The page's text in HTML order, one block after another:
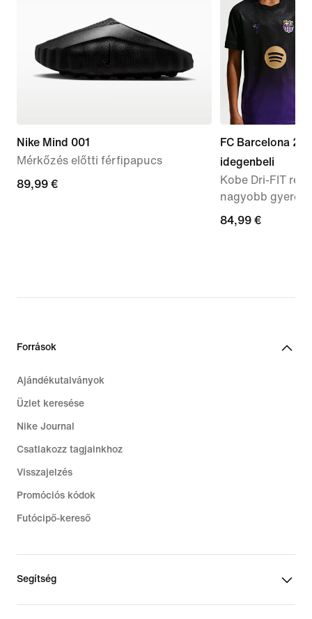
Nike Mind 001
Mérkőzés előtti férfipapucs
89,99
89,99 €
FC Barcelona
idegenbeli
Kobe Dri-FIT
nagyobb
84,99
84,99 €
Források
Ajándékutalványok
Üzlet keresése
Nike Journal
Csatlakozz tagjainkhoz
Visszajelzés
Promóciós kódok
Futócipő-kereső
Segítség